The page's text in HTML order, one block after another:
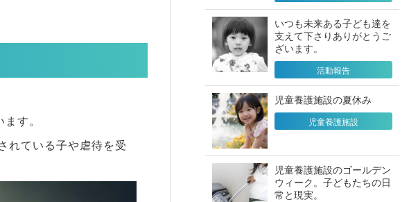
す。
れている子や虐待を受
いつも未来ある子ども達を
支えて下さりありがとうご
ざいます。
活動報告
児童養護施設の夏休み
児童養護施設
児童養護施設のゴールデン
ウィーク。子どもたちの日
常と現実。